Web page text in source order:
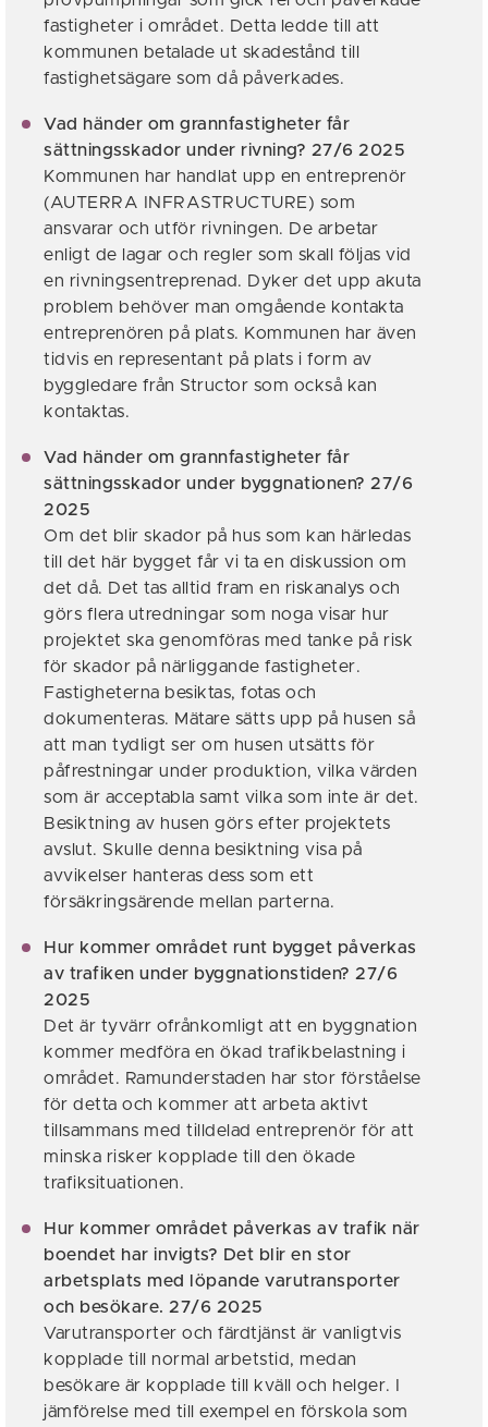
fastigheter i området. Detta ledde till att
kommunen betalade ut skadestånd till
fastighetsägare som då påverkades.
Vad händer om grannfastigheter får
sättningsskador under rivning? 27/6 2025
Kommunen har handlat upp en entreprenör
(AUTERRA INFRASTRUCTURE) som
ansvarar och utför rivningen. De arbetar
enligt de lagar och regler som skall följas vid
en rivningsentreprenad. Dyker det upp akuta
problem behöver man omgående kontakta
entreprenören på plats. Kommunen har även
tidvis en representant på plats i form av
byggledare från Structor som också kan
kontaktas.
Vad händer om grannfastigheter får
sättningsskador under byggnationen? 27/6
2025
Om det blir skador på hus som kan härledas
till det här bygget får vi ta en diskussion om
det då. Det tas alltid fram en riskanalys och
görs flera utredningar som noga visar hur
projektet ska genomföras med tanke på risk
för skador på närliggande fastigheter.
Fastigheterna besiktas, fotas och
dokumenteras. Mätare sätts upp på husen så
att man tydligt ser om husen utsätts för
påfrestningar under produktion, vilka värden
som är acceptabla samt vilka som inte är det.
Besiktning av husen görs efter projektets
avslut. Skulle denna besiktning visa på
avvikelser hanteras dess som ett
försäkringsärende mellan parterna.
Hur kommer området runt bygget påverkas
av trafiken under byggnationstiden? 27/6
2025
Det är tyvärr ofrånkomligt att en byggnation
kommer medföra en ökad trafikbelastning i
området. Ramunderstaden har stor förståelse
för detta och kommer att arbeta aktivt
tillsammans med tilldelad entreprenör för att
minska risker kopplade till den ökade
trafiksituationen.
Hur kommer området påverkas av trafik när
boendet har invigts? Det blir en stor
arbetsplats med löpande varutransporter
och besökare. 27/6 2025
Varutransporter och färdtjänst är vanligtvis
kopplade till normal arbetstid, medan
besökare är kopplade till kväll och helger. I
jämförelse med till exempel en förskola som